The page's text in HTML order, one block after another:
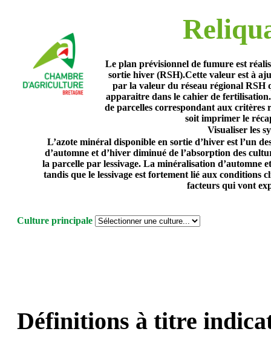
Le plan prévisionnel de fumure est
sortie hiver (RSH).Cette valeur est à
par la valeur du réseau régional RSH
apparaitre dans le cahier de
de parcelles correspondant aux critères
soit imprimer le
Visualiser les
L’azote minéral disponible en sortie d’hiver est l’un
d’automne et d’hiver diminué de l’absorption des
la parcelle par lessivage. La minéralisation d’automne
tandis que le lessivage est fortement lié aux
facteurs qui vont
Culture principale
Définitions à titre